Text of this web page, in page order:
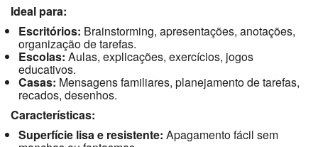
Ideal para:
Escritórios: Brainstorming, apresentações, anotações,
organização de tarefas.
Escolas:Aulas, explicações, exercícios, jogos
educativos.
Casas: Mensagens familiares, planejamento de tarefas,
recados, desenhos.
Características:
Superfície lisa e resistente: Apagamento fácil sem